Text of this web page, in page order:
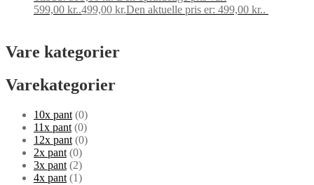
599,00 kr..499,00 kr.Den aktuelle pris er: 499,00 kr..
Vare kategorier
Varekategorier
10x pant (0)
11x pant (0)
12x pant (0)
2x pant (0)
3x pant (2)
4x pant (1)